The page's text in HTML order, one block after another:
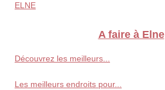
ELNE
A faire à Elne
Découvrez les meilleurs...
Les meilleurs endroits pour...